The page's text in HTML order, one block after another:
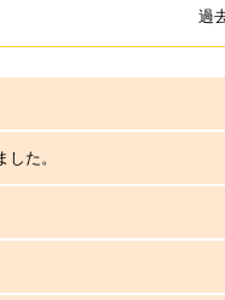
た。
過